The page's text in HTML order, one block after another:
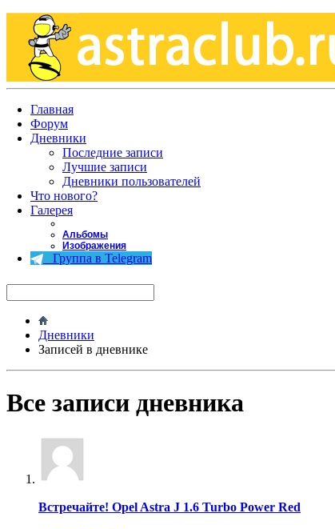
Главная
Форум
Дневники
Последние записи
Лучшие записи
Дневники пользователей
Что нового?
Галерея
Альбомы
Изображения
Группа в Telegram
Дневники
Записей в дневнике
Все записи дневника
Встречайте! Opel Astra J 1.6 Turbo Power Red